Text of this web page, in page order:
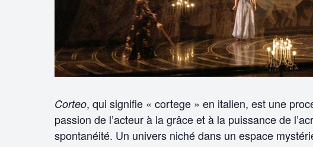
Corteo, qui signifie « cortege » en italien, est une
passion de l’acteur à la grâce et à la puissance de
spontanéité. Un univers niché dans un espace